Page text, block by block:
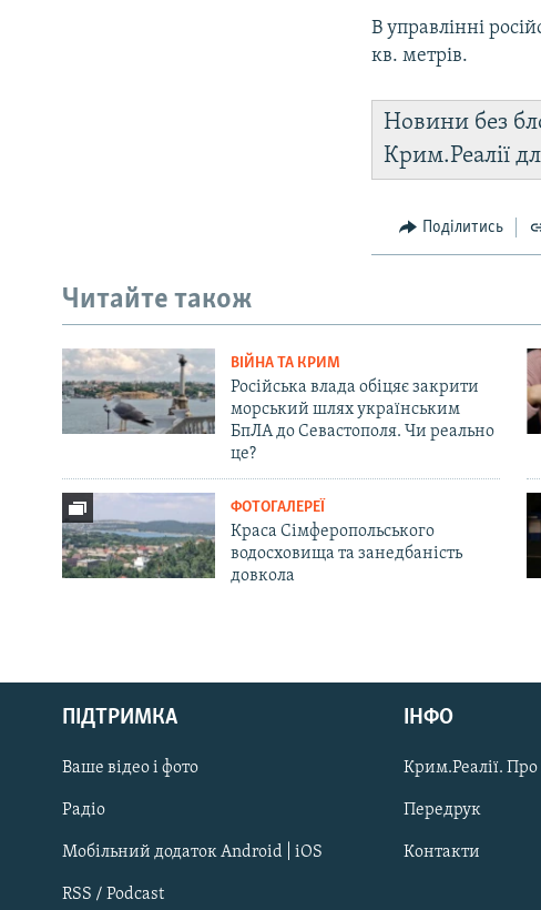
Русский
Qırımtatar
ДОЛУЧАЙСЯ!
В управлінні
кв. метрів.
Новини без
Крим.Реалії
Поділитись
Читайте також
ВІЙНА ТА КРИМ
Російська влада обіцяє закрити
морський шлях українським
БпЛА до Севастополя. Чи реально
це?
ФОТОГАЛЕРЕЇ
Краса Сімферопольського
водосховища та занедбаність
довкола
ПІДТРИМКА
Ваше відео і фото
Радіо
Мобільний додаток Android | iOS
RSS / Podcast
ІНФО
Крим.Реалії. Про
Передрук
Контакти